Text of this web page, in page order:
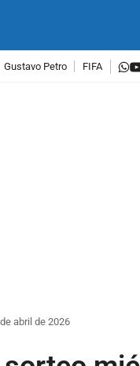
Gustavo Petro FIFA
abril de 2026